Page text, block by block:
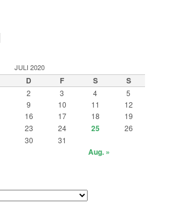
JULI 2020
D F S S
2 3 4
5
9 10 11
12
16 17 18
19
23 24 25
26
30 31
Aug. »